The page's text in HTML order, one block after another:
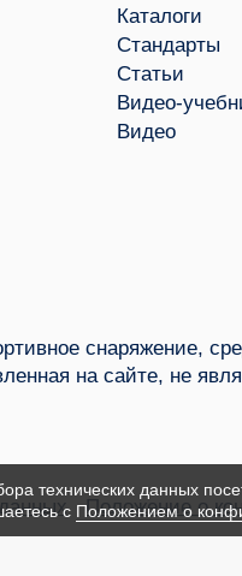
Каталоги
Стандарты
Статьи
Видео-
Видео
снаряжение,
на сайте, не
Положение о
технических данных
с Положением о